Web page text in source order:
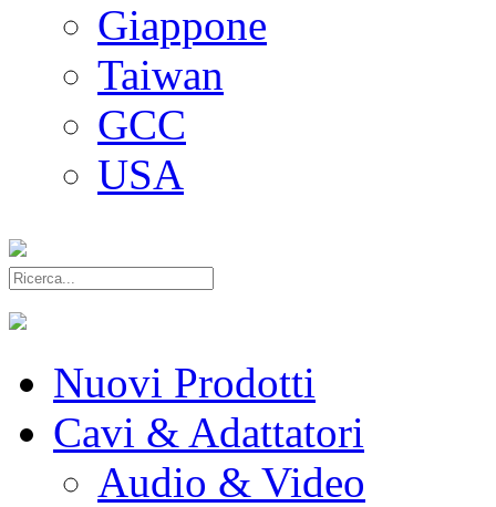
Giappone
Taiwan
GCC
USA
Nuovi Prodotti
Cavi & Adattatori
Audio & Video